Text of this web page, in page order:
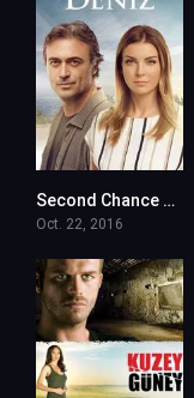
Second Chance – Kalbimdeki Deniz en VF (Voix Francaise)
Oct. 22, 2016